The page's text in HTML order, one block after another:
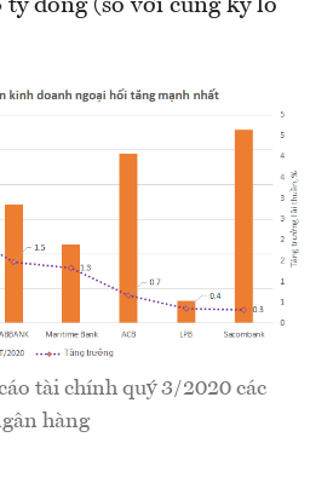
tỷ đồng (so với cùng kỳ lỗ
tài chính quý 3/2020 các
hàng